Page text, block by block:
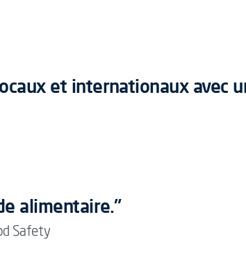
et internationaux avec
alimentaire."
Safety